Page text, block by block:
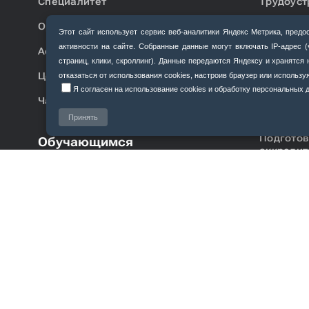
Этот сайт использует сервис веб‑аналитики Яндекс Метрика,
активности на сайте. Собранные данные могут включать
страниц, клики, скроллинг). Данные передаются Яндексу и
отказаться от использования cookies, настроив браузер или
Я согласен на использование cookies и обработку
Принять
Ординатура
Аспирантура
Центр довузовской подготовки
Часто задаваемые вопросы
Обучающимся
Общая